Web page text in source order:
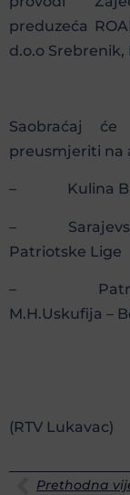
preduzeća
d.o.o Srebrenik,
Saobraćaj
preusmjeriti na
– Kulina
– Sarajevska
Patriotske Lige
– Patriotske
M.H.Uskufija –
(RTV Lukavac)
Prethodna